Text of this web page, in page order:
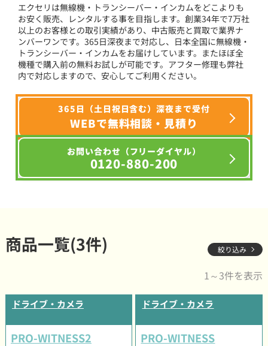
エクセリは無線機・トランシーバー・インカムをどこよりも
お安く販売、レンタルする事を目指します。創業34年で7万社
以上のお客様との取引実績があり、中古販売と買取で業界ナ
ンバーワンです。365日深夜まで対応し、日本全国に無線機・
トランシーバー・インカムをお届けしています。またほぼ全
機種で購入前の無料お試しが可能です。アフター修理も弊社
内で対応しますので、安心してご利用ください。
365日（土日祝日含む）深夜まで受付
WEBで無料相談・見積り
お問い合わせ（フリーダイヤル）
0120-880-200
商品一覧(3件) 絞り込み
1～3件を表示
ドライブ・カメラ
PRO-WITNESS2
ドライブ・カメラ
PRO-WITNESS